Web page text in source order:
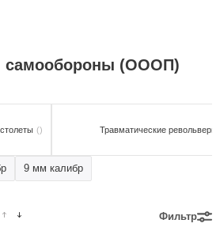
самообороны (ОООП)
() Травматические револьверы
9 мм калибр
Фильтр